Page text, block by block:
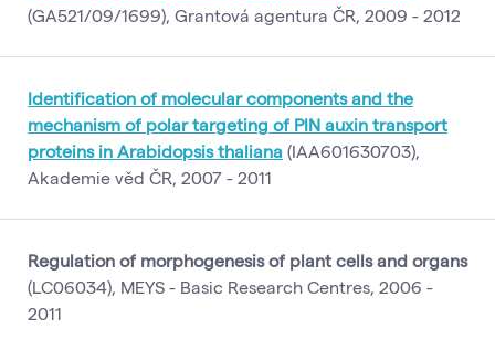
(GA521/09/1699), Grantová agentura ČR, 2009 - 2012
Identification of molecular components and the
mechanism of polar targeting of PIN auxin transport
proteins in Arabidopsis thaliana (IAA601630703),
Akademie věd ČR, 2007 - 2011
Regulation of morphogenesis of plant cells and organs
(LC06034), MEYS - Basic Research Centres, 2006 -
2011